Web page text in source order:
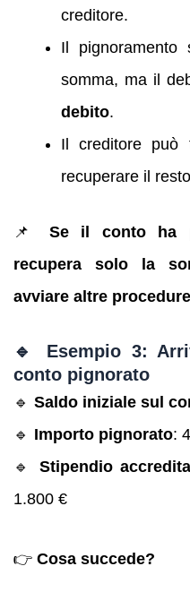
creditore.
Il
somma, ma il
debito.
Il creditore può
recuperare il
📌 Se il conto ha
recupera solo la
avviare altre
🔹 Esempio 3:
conto pignorato
🔹 Saldo iniziale sul
🔹 Importo pignorato:
🔹 Stipendio
1.800 €
👉 Cosa succede?